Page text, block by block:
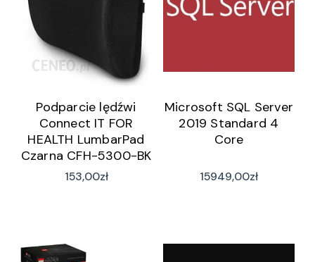
Podparcie lędźwi
Connect IT FOR
HEALTH LumbarPad
Czarna CFH-5300-BK
153,00zł
Microsoft SQL Server
2019 Standard 4
Core
15949,00zł